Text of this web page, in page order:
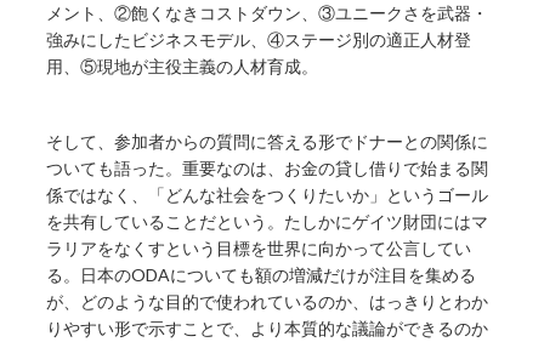
メント、②飽くなきコストダウン、③ユニークさを武器・
強みにしたビジネスモデル、④ステージ別の適正人材登
用、⑤現地が主役主義の人材育成。
そして、参加者からの質問に答える形でドナーとの関係に
ついても語った。重要なのは、お金の貸し借りで始まる関
係ではなく、「どんな社会をつくりたいか」というゴール
を共有していることだという。たしかにゲイツ財団にはマ
ラリアをなくすという目標を世界に向かって公言してい
る。日本のODAについても額の増減だけが注目を集める
が、どのような目的で使われているのか、はっきりとわか
りやすい形で示すことで、より本質的な議論ができるのか